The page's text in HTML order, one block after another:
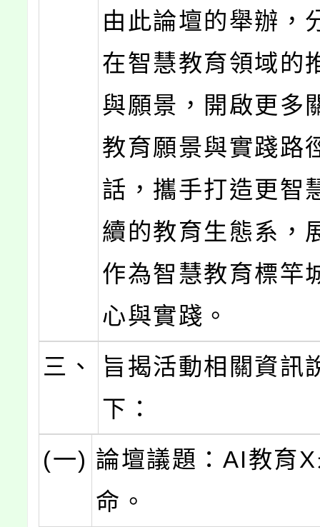
由此論壇的舉辦，
在智慧教育領域的
與願景，開啟更多
教育願景與實踐路
話，攜手打造更智
續的教育生態系，
作為智慧教育標竿
心與實踐。
三、
旨揭活動相關資訊
下：
(一) 論壇議題：AI教育
命。